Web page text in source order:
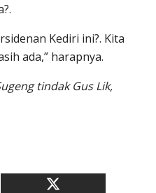
Kediri ini?. Kita
ada,” harapnya.
tindak Gus Lik,